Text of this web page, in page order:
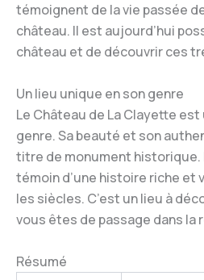
témoignent de la vie passée
château. Il est aujourd’hui
château et de découvrir ces
Un lieu unique en son genre
Le Château de La Clayette
genre. Sa beauté et son
titre de monument historique.
témoin d’une histoire riche et
les siècles. C’est un lieu à
vous êtes de passage dans la
Résumé